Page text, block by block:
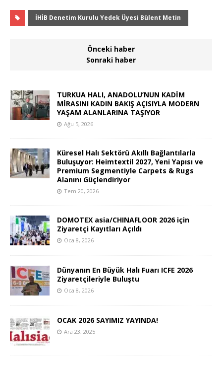
İHİB Denetim Kurulu Yedek Üyesi Bülent Metin
Önceki haber
Sonraki haber
TURKUA HALI, ANADOLU’NUN KADİM
MİRASINI KADIN BAKIŞ AÇISIYLA MODERN
YAŞAM ALANLARINA TAŞIYOR
Ağu 5, 2026
Küresel Halı Sektörü Akıllı Bağlantılarla
Buluşuyor: Heimtextil 2027, Yeni Yapısı ve
Premium Segmentiyle Carpets & Rugs
Alanını Güçlendiriyor
Tem 20, 2026
DOMOTEX asia/CHINAFLOOR 2026 için
Ziyaretçi Kayıtları Açıldı
Oca 8, 2026
Dünyanın En Büyük Halı Fuarı ICFE 2026
Ziyaretçileriyle Buluştu
Oca 8, 2026
OCAK 2026 SAYIMIZ YAYINDA!
Ara 23, 2025